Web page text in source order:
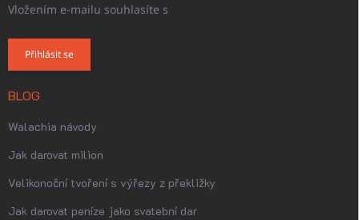
Vložením e-mailu souhlasíte s
Přihlásit se
BLOG
Walachia návody
Jak darovat milion
Velikonoční tvoření s výřezy z překližky
Jak darovat peníze jako svatební dar